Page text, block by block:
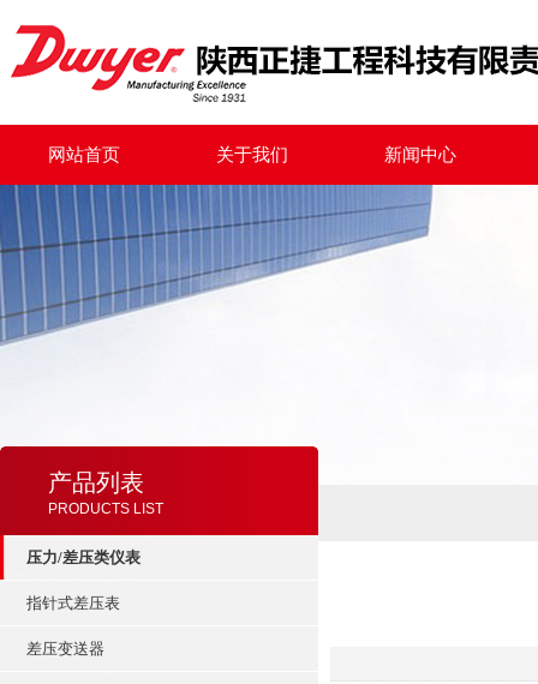
网站首页 关于我们 新闻中心
产品列表
PRODUCTS LIST
压力/差压类仪表
指针式差压表
差压变送器